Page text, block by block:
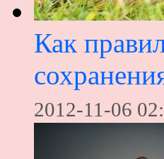
Как
2012-11-06